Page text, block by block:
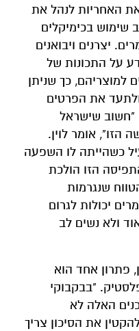
האחריות לנהל את
שימוש בכימיקלים
יצרנים ויבואנים
על התכונות של
למוצריהם, כך שניתן
את הפרטים
"חשוב שישראל
הזו", אומר לוין.
כשהייתה לו השפעה
הזו הולכת
שנגרמות
יכולות לגרום
ולא נשים לב
פתרון אחד הוא
"בבקבוקי
האלה לא
את הסיכון צריך